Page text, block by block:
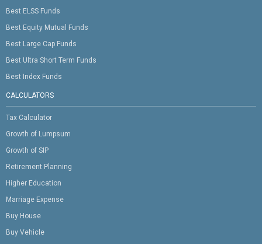
Best ELSS Funds
Best Equity Mutual Funds
Best Large Cap Funds
Best Ultra Short Term Funds
Best Index Funds
CALCULATORS
Tax Calculator
Growth of Lumpsum
Growth of SIP
Retirement Planning
Higher Education
Marriage Expense
Buy House
Buy Vehicle